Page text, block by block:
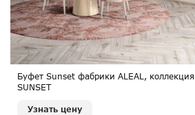
Буфет Sunset фабрики ALEAL, коллекция
SUNSET
Узнать цену